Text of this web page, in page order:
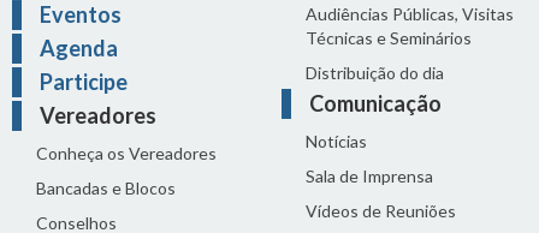
Eventos
Agenda
Participe
Vereadores
Conheça os Vereadores
Bancadas e Blocos
Conselhos
Audiências Públicas, Visitas
Técnicas e Seminários
Distribuição do dia
Comunicação
Notícias
Sala de Imprensa
Vídeos de Reuniões